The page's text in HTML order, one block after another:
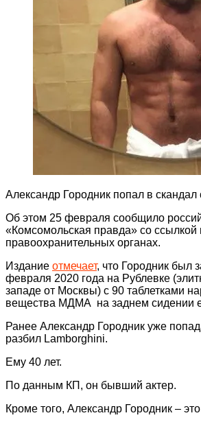
Александр Городник попал в скандал
Об этом 25 февраля сообщило
«Комсомольская правда» со ссылкой
правоохранительных органах.
Издание отмечает, что Городник был
февраля 2020 года на Рублевке
западе от Москвы) с 90 таблетками
вещества МДМА на заднем сидении
Ранее Александр Городник уже
разбил Lamborghini.
Ему 40 лет.
По данным КП, он бывший актер.
Кроме того, Александр Городник –